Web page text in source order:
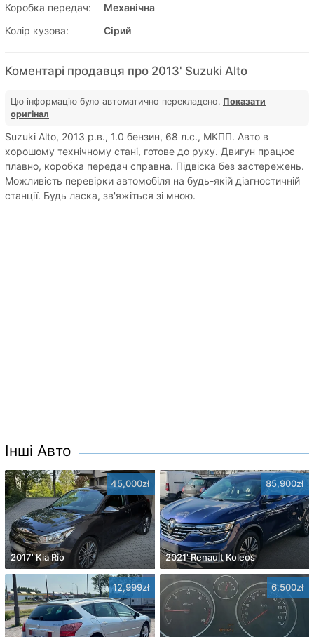
Коробка передач:
Механічна
Колір кузова:
Сірий
Коментарі продавця про 2013' Suzuki Alto
Цю інформацію було автоматично перекладено. Показати
оригінал
Suzuki Alto, 2013 р.в., 1.0 бензин, 68 л.с., МКПП. Авто в
хорошому технічному стані, готове до руху. Двигун працює
плавно, коробка передач справна. Підвіска без застережень.
Можливість перевірки автомобіля на будь-якій діагностичній
станції. Будь ласка, зв'яжіться зі мною.
Інші Авто
45,000zł
2017' Kia Rio
85,900zł
2021' Renault Koleos
12,999zł 6,500zł